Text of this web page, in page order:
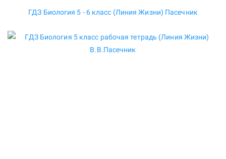
ГДЗ Биология 5 - 6 класс (Линия Жизни) Пасечник